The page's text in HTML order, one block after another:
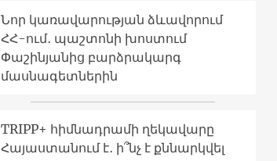
Նոր կառավարության ձևավորում
ՀՀ-ում․ պաշտոնի խոստում
Փաշինյանից բարձրակարգ
մասնագետներին
TRIPP+ հիմնադրամի ղեկավարը
Հայաստանում է․ ի՞նչ է քննարկվել